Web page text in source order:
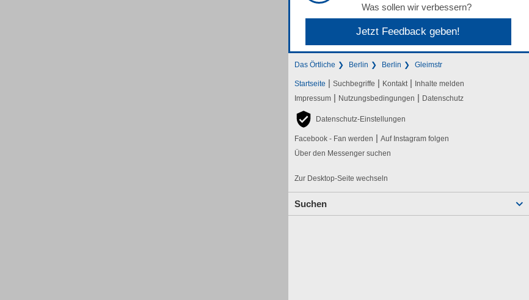
Was sollen wir verbessern?
Jetzt Feedback geben!
Das Örtliche Berlin Berlin Gleimstr
Startseite | Suchbegriffe | Kontakt | Inhalte melden
Impressum | Nutzungsbedingungen | Datenschutz
Datenschutz-Einstellungen
Facebook - Fan werden | Auf Instagram folgen
Über den Messenger suchen
Zur Desktop-Seite wechseln
Suchen